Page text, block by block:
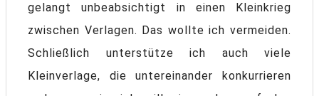
gelangt unbeabsichtigt in einen Kleinkrieg
zwischen Verlagen. Das wollte ich vermeiden.
Schließlich unterstütze ich auch viele
Kleinverlage, die untereinander konkurrieren